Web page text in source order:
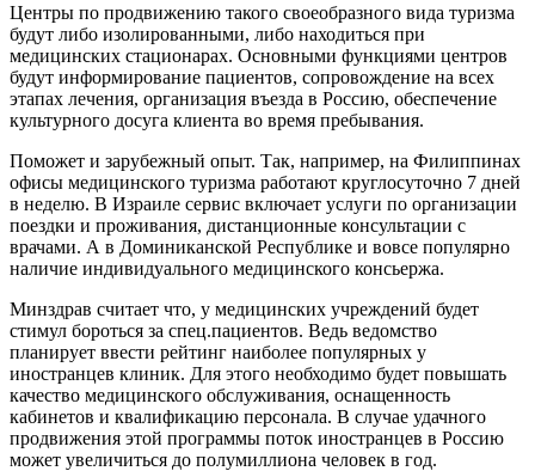
Центры по продвижению такого своеобразного вида туризма
будут либо изолированными, либо находиться при
медицинских стационарах. Основными функциями центров
будут информирование пациентов, сопровождение на всех
этапах лечения, организация въезда в Россию, обеспечение
культурного досуга клиента во время пребывания.
Поможет и зарубежный опыт. Так, например, на Филиппинах
офисы медицинского туризма работают круглосуточно 7 дней
в неделю. В Израиле сервис включает услуги по организации
поездки и проживания, дистанционные консультации с
врачами. А в Доминиканской Республике и вовсе популярно
наличие индивидуального медицинского консьержа.
Минздрав считает что, у медицинских учреждений будет
стимул бороться за спец.пациентов. Ведь ведомство
планирует ввести рейтинг наиболее популярных у
иностранцев клиник. Для этого необходимо будет повышать
качество медицинского обслуживания, оснащенность
кабинетов и квалификацию персонала. В случае удачного
продвижения этой программы поток иностранцев в Россию
может увеличиться до полумиллиона человек в год.